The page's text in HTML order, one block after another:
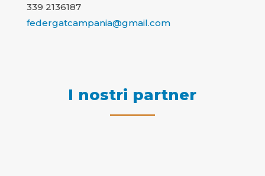
339 2136187
federgatcampania@gmail.com
I nostri partner